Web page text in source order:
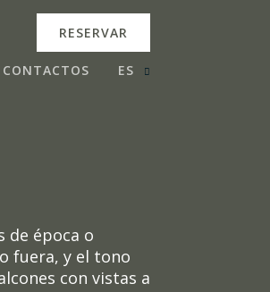
RESERVAR
CONTACTOS ES
de época o
fuera, y el tono
con vistas a